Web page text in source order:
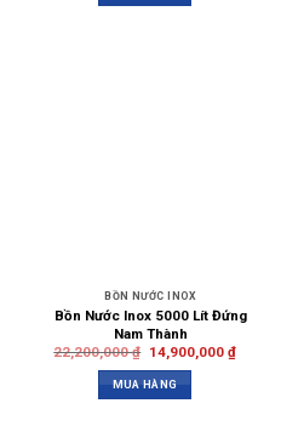
BỒN NƯỚC INOX
Bồn Nước Inox 5000 Lít Đứng
Nam Thành
22,200,000₫ 14,900,000 ₫
MUA HÀNG